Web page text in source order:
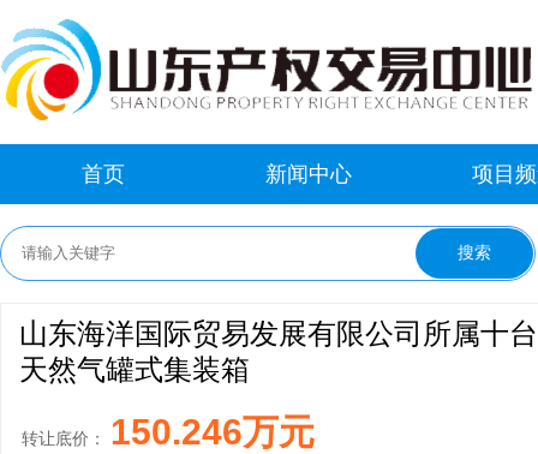
首页 新闻中心 项目
山东海洋国际贸易发展有限公司所属十
天然气罐式集装箱
转让底价： 150.246万元